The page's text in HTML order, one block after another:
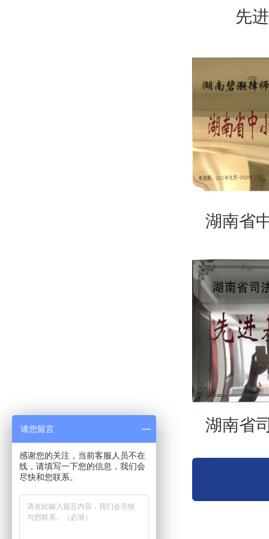
先
湖南省
湖南省
请您留言
感谢您的关注，当前客服人员不在
线，请填写一下您的信息，我们会
尽快和您联系。